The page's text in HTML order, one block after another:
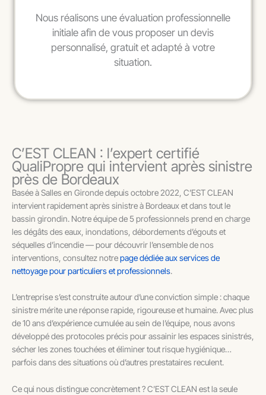
Nous réalisons une évaluation professionnelle
initiale afin de vous proposer un devis
personnalisé, gratuit et adapté à votre
situation.
C’EST CLEAN : l’expert certifié
QualiPropre qui intervient après sinistre
près de Bordeaux
Basée à Salles en Gironde depuis octobre 2022, C’EST CLEAN
intervient rapidement après sinistre à Bordeaux et dans tout le
bassin girondin. Notre équipe de 5 professionnels prend en charge
les dégâts des eaux, inondations, débordements d’égouts et
séquelles d’incendie — pour découvrir l’ensemble de nos
interventions, consultez notrepage dédiée aux services de
nettoyage pour particuliers et professionnels.
L’entreprise s’est construite autour d’une conviction simple : chaque
sinistre mérite une réponse rapide, rigoureuse et humaine. Avec plus
de 10 ans d’expérience cumulée au sein de l’équipe, nous avons
développé des protocoles précis pour assainir les espaces sinistrés,
sécher les zones touchées et éliminer tout risque hygiénique…
parfois dans des situations où d’autres prestataires reculent.
Ce qui nous distingue concrètement ? C’EST CLEAN est la seule